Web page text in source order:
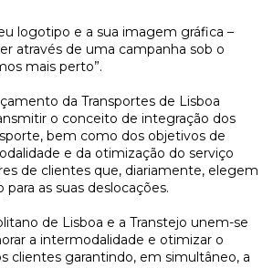
logotipo e a sua imagem gráfica –
através de uma campanha sob o
mais perto”.
da Transportes de Lisboa
o conceito de integração dos
bem como dos objetivos de
e da otimização do serviço
de clientes que, diariamente, elegem
as suas deslocações.
de Lisboa e a Transtejo unem-se
a intermodalidade e otimizar o
clientes garantindo, em simultâneo, a